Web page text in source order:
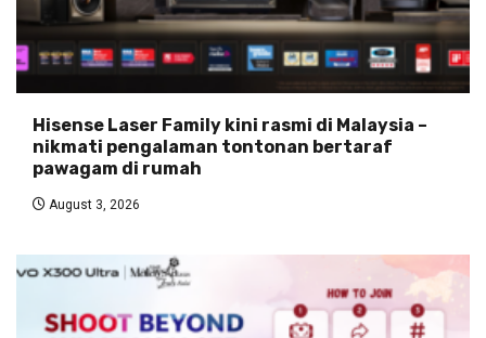
Hisense Laser Family kini rasmi di Malaysia –
nikmati pengalaman tontonan bertaraf
pawagam di rumah
August 3, 2026